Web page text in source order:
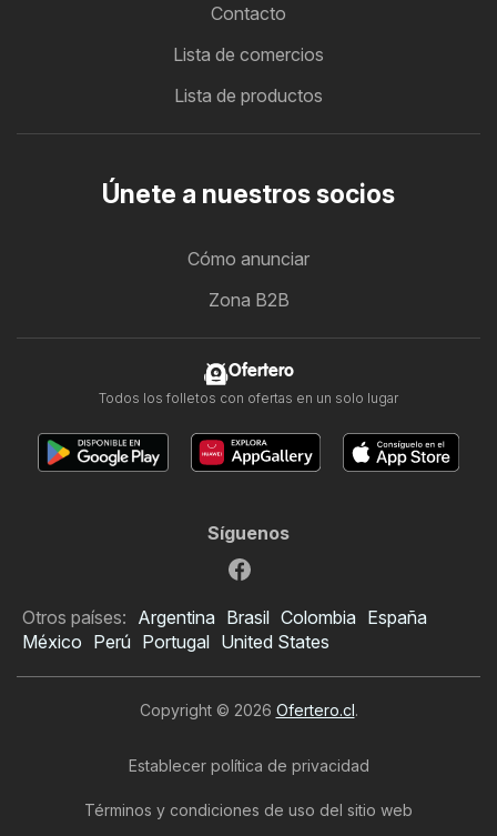
Contacto
Lista de comercios
Lista de productos
Únete a nuestros socios
Cómo anunciar
Zona B2B
Ofertero
Todos los folletos con ofertas en un solo lugar
Síguenos
Otros países: Argentina Brasil Colombia España
México Perú Portugal United States
Copyright © 2026 Ofertero.cl.
Establecer política de privacidad
Términos y condiciones de uso del sitio web